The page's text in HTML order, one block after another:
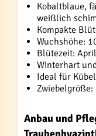
Kobaltblaue,
weißlich
Kompakte
Wuchshöhe:
Blütezeit: April
Winterhart
Ideal für
Anbau und